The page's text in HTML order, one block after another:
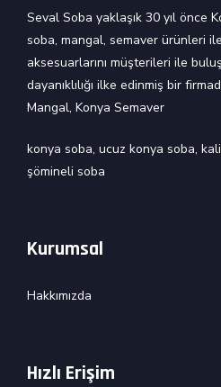
Seval Soba yaklaşık 30 yıl önce
soba, mangal, semaver ürünleri
aksesuarlarını müşterileri ile
dayanıklılığı ilke edinmiş bir
Mangal, Konya Semaver
konya soba, ucuz konya soba,
şömineli soba
Kurumsal
Hakkımızda
Hızlı Erişim